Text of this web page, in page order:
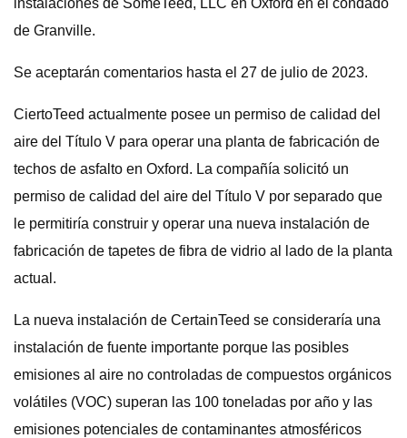
instalaciones de SomeTeed, LLC en Oxford en el condado
de Granville.
Se aceptarán comentarios hasta el 27 de julio de 2023.
CiertoTeed actualmente posee un permiso de calidad del
aire del Título V para operar una planta de fabricación de
techos de asfalto en Oxford. La compañía solicitó un
permiso de calidad del aire del Título V por separado que
le permitiría construir y operar una nueva instalación de
fabricación de tapetes de fibra de vidrio al lado de la planta
actual.
La nueva instalación de CertainTeed se consideraría una
instalación de fuente importante porque las posibles
emisiones al aire no controladas de compuestos orgánicos
volátiles (VOC) superan las 100 toneladas por año y las
emisiones potenciales de contaminantes atmosféricos